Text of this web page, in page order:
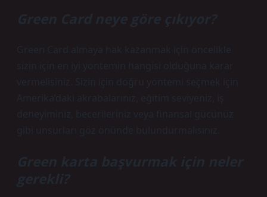
Green Card neye göre çıkıyor?
Green Card almaya hak kazanmak için öncelikle
sizin için en iyi yöntemin hangisi olduğuna karar
vermelisiniz. Sizin için doğru yöntemi seçmek için
Amerika’daki akrabalarınız, eğitim seviyeniz, iş
deneyiminiz, becerileriniz veya finansal gücünüz
gibi unsurları göz önünde bulundurmalısınız.
Green karta başvurmak için neler
gerekli?